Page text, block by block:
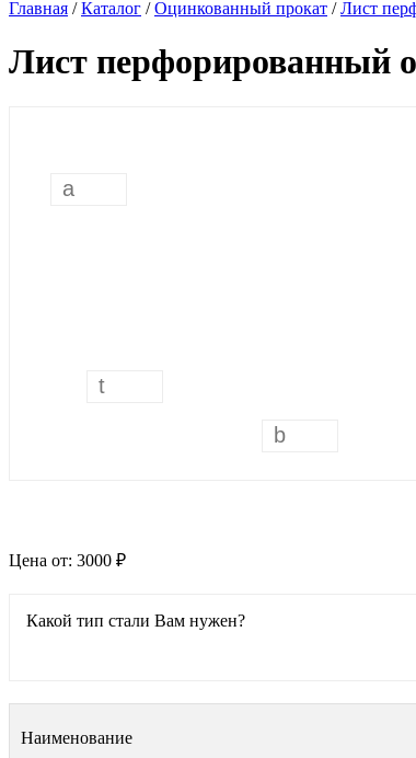
Главная /Каталог /Оцинкованный прокат /Лист
Лист перфорированный
Цена от: 3000 ₽
Какой тип стали Вам нужен?
Наименование